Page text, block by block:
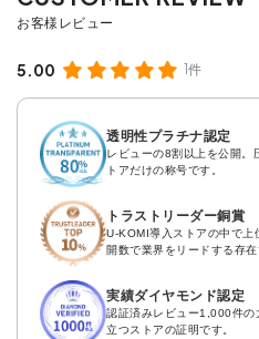
5.00 1件
透明性プラチナ認定
レビューの8割以上を公開。
トアだけの称号です。
トラストリーダー銅賞
U-KOMI導入ストアの中で上
開数で業界をリードする存在
実績ダイヤモンド認定
認証済みレビュー1,000件の
立つストアの証明です。